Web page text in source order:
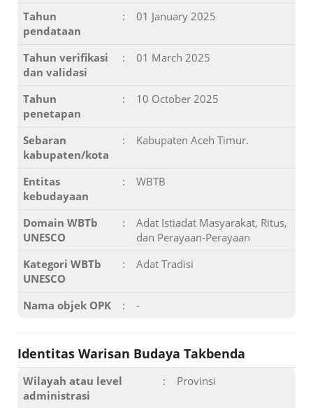
Tahun
pendataan
: 01 January 2025
Tahun verifikasi
dan validasi
: 01 March 2025
Tahun
penetapan
: 10 October 2025
Sebaran
kabupaten/kota
: Kabupaten Aceh Timur.
Entitas
kebudayaan
: WBTB
Domain WBTb
UNESCO
:
Adat Istiadat Masyarakat, Ritus,
dan Perayaan-Perayaan
Kategori WBTb
UNESCO
: Adat Tradisi
Nama objek OPK : -
Identitas Warisan Budaya Takbenda
Wilayah atau level
administrasi
: Provinsi